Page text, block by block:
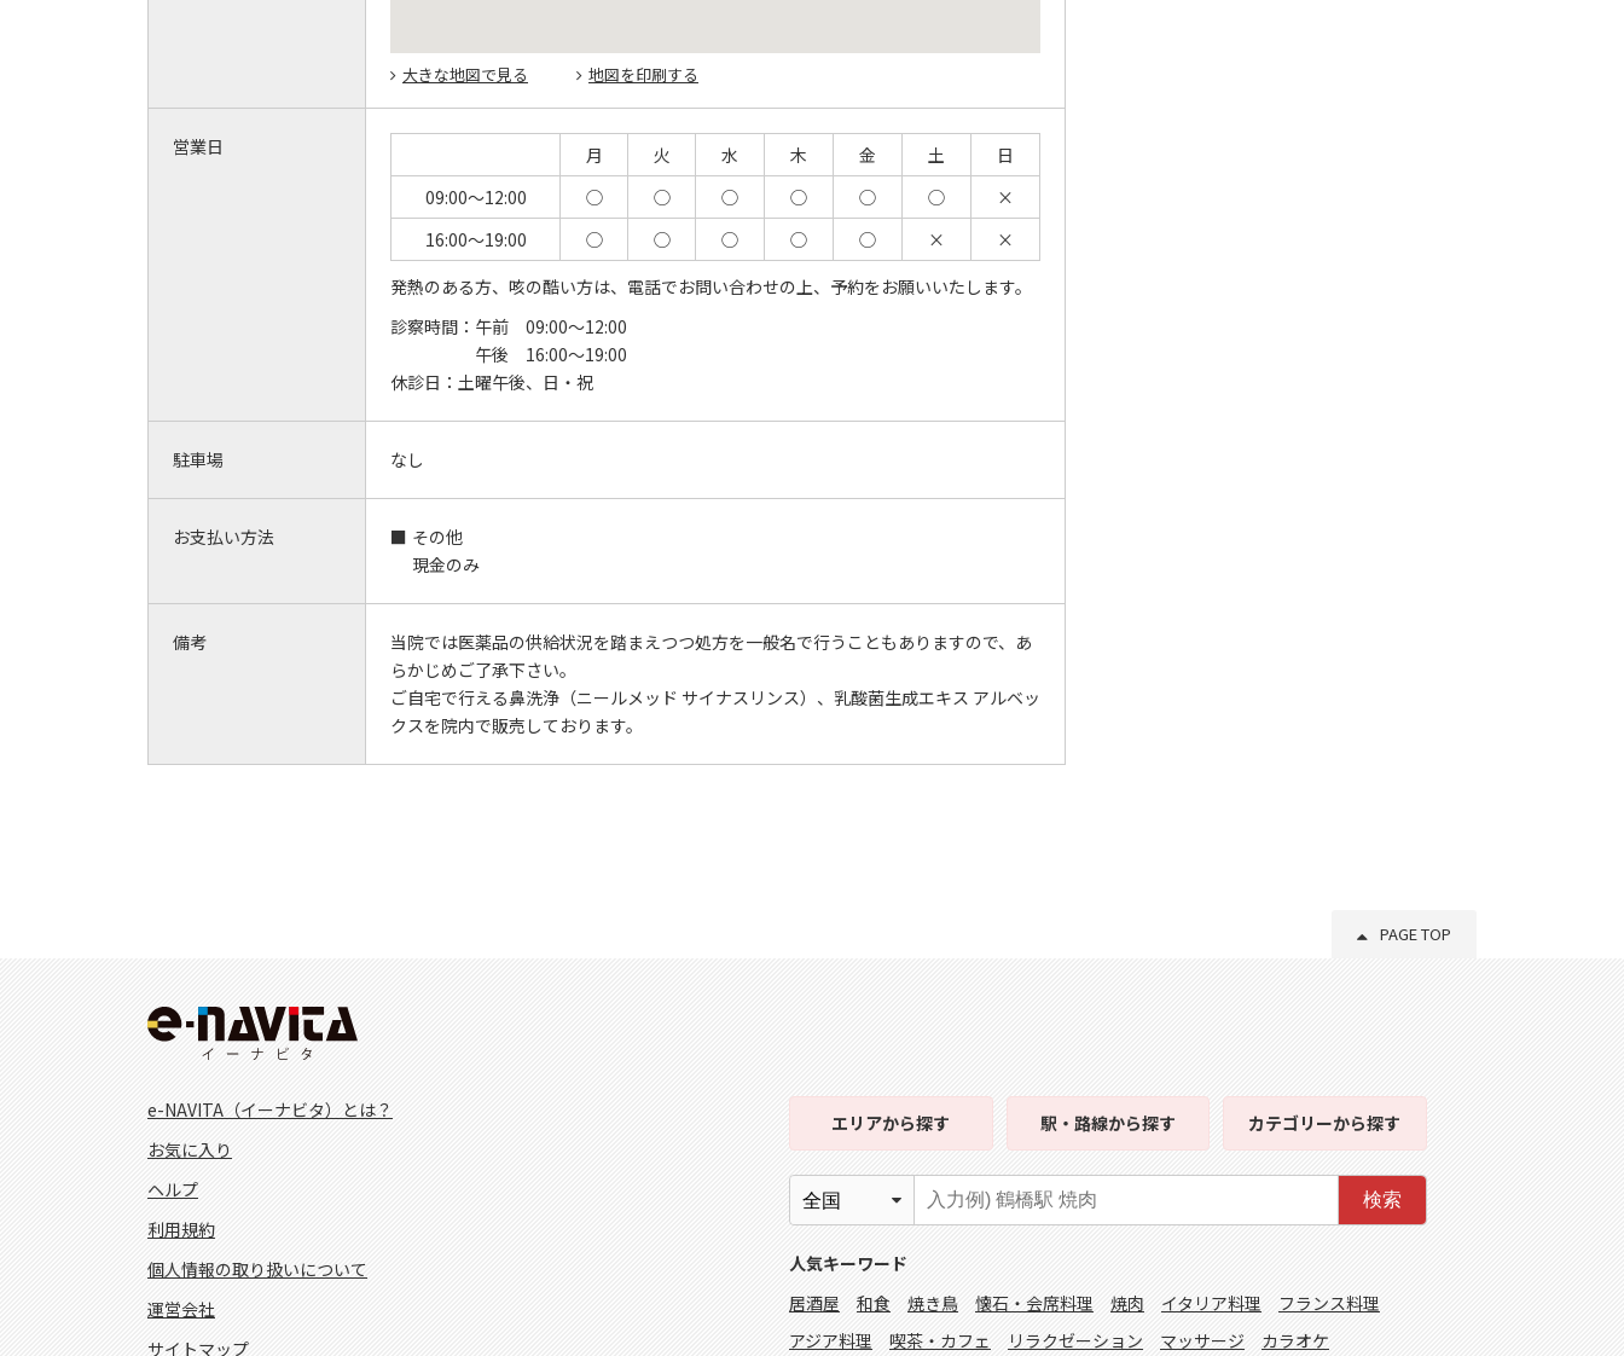
大きな地図で見る 地図を印刷する
営業日 月 火 水 木 金 土
日
09:00～12:00
◯ ◯ ◯ ◯ ◯ ◯
×
16:00～19:00
◯ ◯ ◯ ◯ ◯ ×
×
発熱のある方、咳の酷い方は、電話でお問い合わせの上、予約をお願いいたします。
診察時間： 午前 09:00～12:00
午後 16:00～19:00
休診日： 土曜午後、日・祝
駐車場 なし
お支払い方法
その他
現金のみ
備考
当院では医薬品の供給状況を踏まえつつ処方を一般名で行うこともありますので、あ
らかじめご了承下さい。
ご自宅で行える鼻洗浄（ニールメッド サイナスリンス）、乳酸菌生成エキス アルベッ
クスを院内で販売しております。
PAGE TOP
e-NAVITA（イーナビタ）とは？
お気に入り
ヘルプ
利用規約
個人情報の取り扱いについて
運営会社
サイトマップ
エリアから探す 駅・路線から探す カテゴリーから探す
検索
人気キーワード
居酒屋
和食 焼き鳥 懐石・会席料理 焼肉 イタリア料理
フランス料理
アジア料理
喫茶・カフェ リラクゼーション マッサージ カラオケ